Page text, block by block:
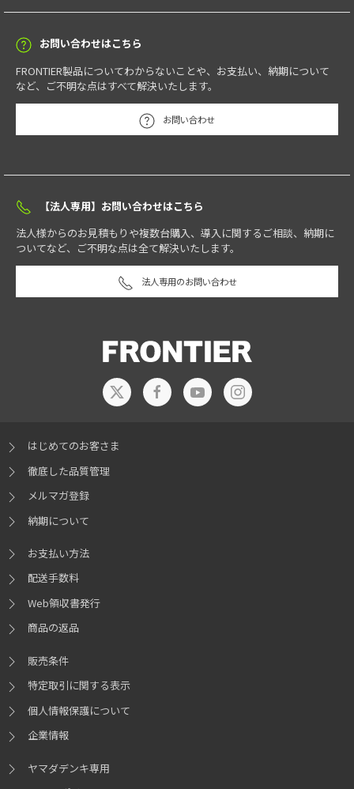
お問い合わせはこちら
FRONTIER製品についてわからないことや、お支払い、納期について
など、ご不明な点はすべて解決いたします。
お問い合わせ
【法人専用】お問い合わせはこちら
法人様からのお見積もりや複数台購入、導入に関するご相談、納期に
ついてなど、ご不明な点は全て解決いたします。
法人専用のお問い合わせ
はじめてのお客さま
徹底した品質管理
メルマガ登録
納期について
お支払い方法
配送手数料
Web領収書発行
商品の返品
販売条件
特定取引に関する表示
個人情報保護について
企業情報
ヤマダデンキ専用